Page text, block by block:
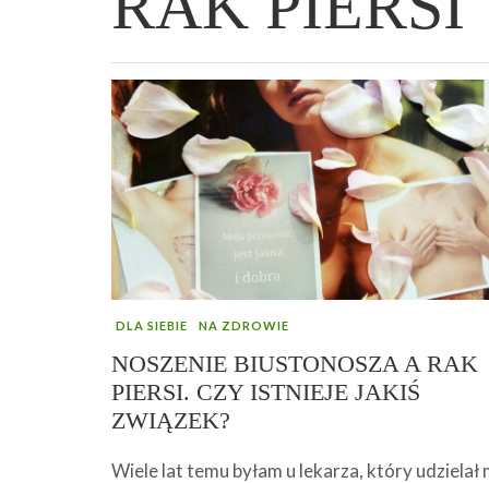
WIELKANOCNA BABKA DROŻDŻOWA –
„TRZYGODZINNA”
„PRZEMIANA” PODRÓŻ DO SIŁY I
WOLNOŚCI :)
GENIALNY ZAKWAS Z BURAKÓW
ROBOTY – WZMACNIA KREW I
AFIRMACJE – TWORZENIE DOBREGO
ŻYCIA!
DLA SIEBIE NA ZDROWIE
NOSZENIE BIUSTONOSZA A RAK
PIERSI. CZY ISTNIEJE JAKIŚ
ZWIĄZEK?
Wiele lat temu byłam u lekarza, który udzielał